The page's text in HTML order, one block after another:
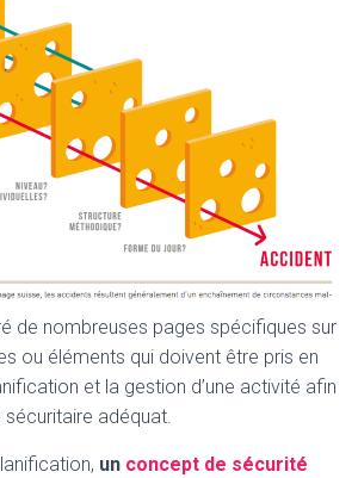
de nombreuses pages spécifiques sur
ou éléments qui doivent être pris en
et la gestion d’une activité afin
adéquat.
un concept de sécurité